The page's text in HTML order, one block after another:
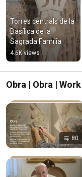
Torres centrals de la
Basílica de la
Sagrada Família
4.6K views
Obra | Obra | Work
80